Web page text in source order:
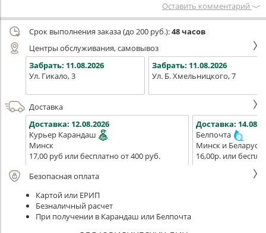
Оставить комментарий
Срок выполнения заказа (до 200 руб.):48 часов
Центры обслуживания, самовывоз
Забрать: 11.08.2026
Ул. Гикало, 3
Забрать: 11.08.2026
Ул. Б. Хмельницкого, 7
Доставка
Доставка: 12.08.2026
Курьер Карандаш
Минск
17,00 руб или бесплатно от 400 руб.
Доставка:
Белпочта
Минск и Беларусь
16,00р. или
Безопасная оплата
Картой или ЕРИП
Безналичный расчет
При получении в Карандаш или Белпочта